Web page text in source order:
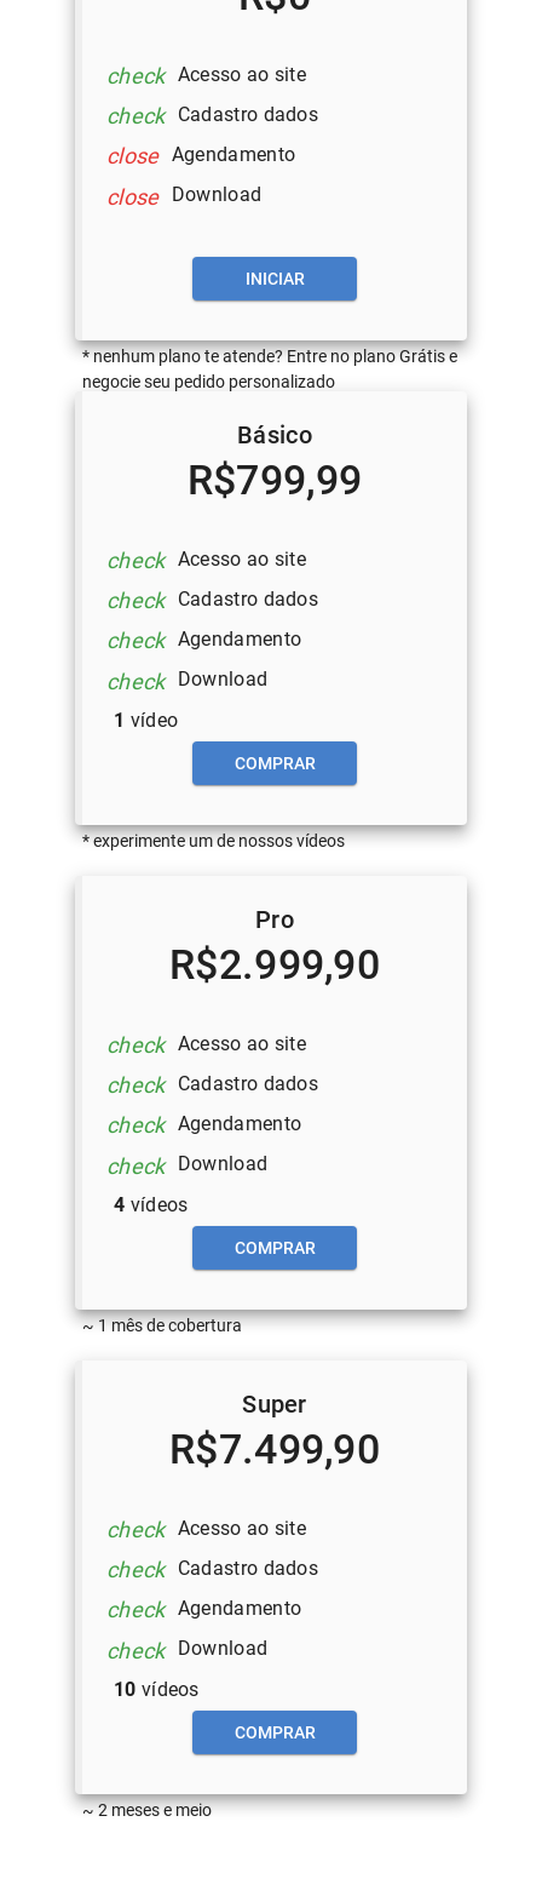
check Acesso ao site
check Cadastro dados
close Agendamento
close Download
INICIAR
* nenhum plano te atende? Entre no plano Grátis e
negocie seu pedido personalizado
Básico
R$799,99
check Acesso ao site
check Cadastro dados
check Agendamento
check
Download
1 vídeo
COMPRAR
* experimente um de nossos vídeos
Pro
R$2.999,90
check Acesso ao site
check Cadastro dados
check Agendamento
check
Download
4 vídeos
COMPRAR
~ 1 mês de cobertura
Super
R$7.499,90
check Acesso ao site
check Cadastro dados
check Agendamento
check
Download
10 vídeos
COMPRAR
~ 2 meses e meio